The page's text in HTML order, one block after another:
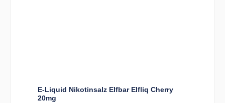
E-Liquid Nikotinsalz Elfbar Elfliq Cherry
20mg